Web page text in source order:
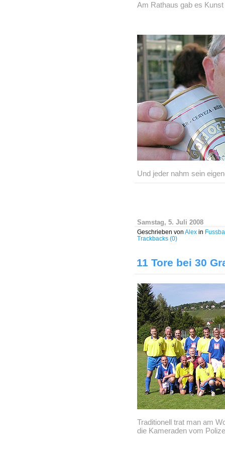
Am Rathaus gab es
Und jeder nahm sein
Samstag, 5. Juli 2008
Geschrieben von Alex in
Trackbacks (0)
11 Tore bei 30
Traditionell trat man am
die Kameraden vom